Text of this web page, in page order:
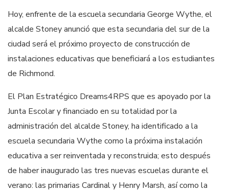
Hoy, enfrente de la escuela secundaria George Wythe, el
alcalde Stoney anunció que esta secundaria del sur de la
ciudad será el próximo proyecto de construcción de
instalaciones educativas que beneficiará a los estudiantes
de Richmond.
El Plan Estratégico Dreams4RPS que es apoyado por la
Junta Escolar y financiado en su totalidad por la
administración del alcalde Stoney, ha identificado a la
escuela secundaria Wythe como la próxima instalación
educativa a ser reinventada y reconstruida; esto después
de haber inaugurado las tres nuevas escuelas durante el
verano: las primarias Cardinal y Henry Marsh, así como la